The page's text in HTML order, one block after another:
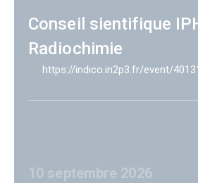
Conseil sientifique
Radiochimie
https://indico.in2p3.fr/event/
10 septembre 2026